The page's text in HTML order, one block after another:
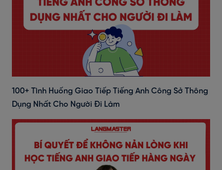
100+ Tình Huống Giao Tiếp Tiếng Anh Công Sở Thông
Dụng Nhất Cho Người Đi Làm